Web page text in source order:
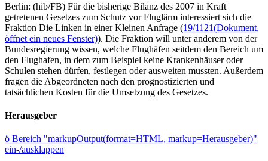
Berlin: (hib/FB) Für die bisherige Bilanz des 2007 in Kraft
getretenen Gesetzes zum Schutz vor Fluglärm interessiert sich die
Fraktion Die Linken in einer Kleinen Anfrage (19/1121(Dokument,
öffnet ein neues Fenster)). Die Fraktion will unter anderem von der
Bundesregierung wissen, welche Flughäfen seitdem den Bereich um
den Flughafen, in dem zum Beispiel keine Krankenhäuser oder
Schulen stehen dürfen, festlegen oder ausweiten mussten. Außerdem
fragen die Abgeordneten nach den prognostizierten und
tatsächlichen Kosten für die Umsetzung des Gesetzes.
Herausgeber
ö Bereich "markupOutput(format=HTML, markup=Herausgeber)"
ein-/ausklappen